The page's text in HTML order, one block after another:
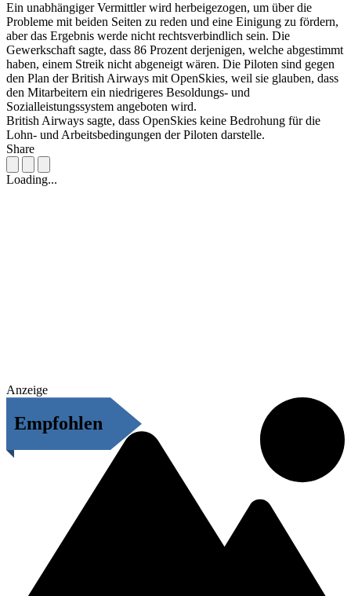
Ein unabhängiger Vermittler wird herbeigezogen, um über die
Probleme mit beiden Seiten zu reden und eine Einigung zu fördern,
aber das Ergebnis werde nicht rechtsverbindlich sein. Die
Gewerkschaft sagte, dass 86 Prozent derjenigen, welche abgestimmt
haben, einem Streik nicht abgeneigt wären. Die Piloten sind gegen
den Plan der British Airways mit OpenSkies, weil sie glauben, dass
den Mitarbeitern ein niedrigeres Besoldungs- und
Sozialleistungssystem angeboten wird.
British Airways sagte, dass OpenSkies keine Bedrohung für die
Lohn- und Arbeitsbedingungen der Piloten darstelle.
Share
Loading...
Anzeige
Empfohlen